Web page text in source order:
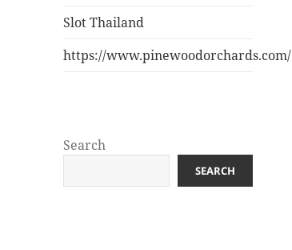
Slot Thailand
https://www.pinewoodorchards.com/
Search
SEARCH